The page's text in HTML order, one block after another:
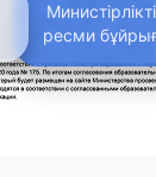
ресми